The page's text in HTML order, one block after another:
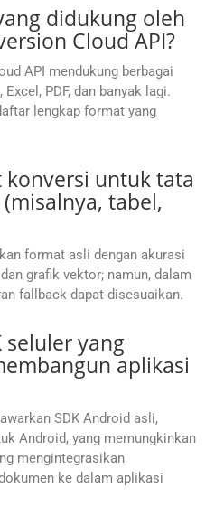
didukung oleh
Cloud API?
API mendukung berbagai
PDF, dan banyak lagi.
lengkap format yang
konversi untuk tata
tabel,
format asli dengan akurasi
grafik vektor; namun, dalam
fallback dapat disesuaikan.
seluler yang
aplikasi
SDK Android asli,
Android, yang memungkinkan
mengintegrasikan
ke dalam aplikasi